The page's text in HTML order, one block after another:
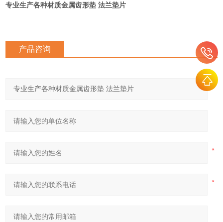
专业生产各种材质金属齿形垫 法兰垫片
产品咨询